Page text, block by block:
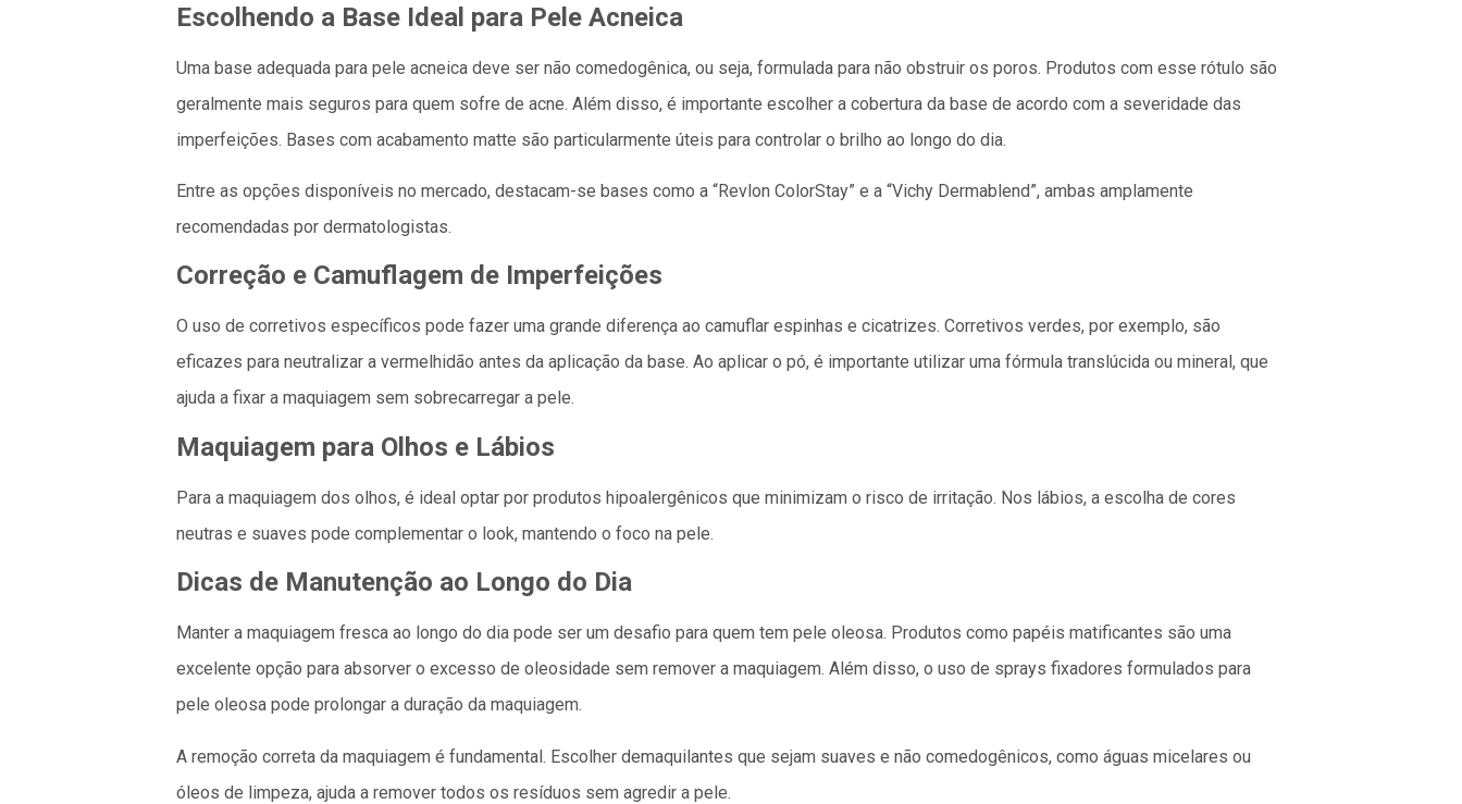
Escolhendo a Base Ideal para Pele Acneica
Uma base adequada para pele acneica deve ser não comedogênica, ou seja, formulada para não obstruir os poros. Produtos com esse rótulo são
geralmente mais seguros para quem sofre de acne. Além disso, é importante escolher a cobertura da base de acordo com a severidade das
imperfeições. Bases com acabamento matte são particularmente úteis para controlar o brilho ao longo do dia.
Entre as opções disponíveis no mercado, destacam-se bases como a “Revlon ColorStay” e a “Vichy Dermablend”, ambas amplamente
recomendadas por dermatologistas.
Correção e Camuflagem de Imperfeições
O uso de corretivos específicos pode fazer uma grande diferença ao camuflar espinhas e cicatrizes. Corretivos verdes, por exemplo, são
eficazes para neutralizar a vermelhidão antes da aplicação da base. Ao aplicar o pó, é importante utilizar uma fórmula translúcida ou mineral, que
ajuda a fixar a maquiagem sem sobrecarregar a pele.
Maquiagem para Olhos e Lábios
Para a maquiagem dos olhos, é ideal optar por produtos hipoalergênicos que minimizam o risco de irritação. Nos lábios, a escolha de cores
neutras e suaves pode complementar o look, mantendo o foco na pele.
Dicas de Manutenção ao Longo do Dia
Manter a maquiagem fresca ao longo do dia pode ser um desafio para quem tem pele oleosa. Produtos como papéis matificantes são uma
excelente opção para absorver o excesso de oleosidade sem remover a maquiagem. Além disso, o uso de sprays fixadores formulados para
pele oleosa pode prolongar a duração da maquiagem.
A remoção correta da maquiagem é fundamental. Escolher demaquilantes que sejam suaves e não comedogênicos, como águas micelares ou
óleos de limpeza, ajuda a remover todos os resíduos sem agredir a pele.